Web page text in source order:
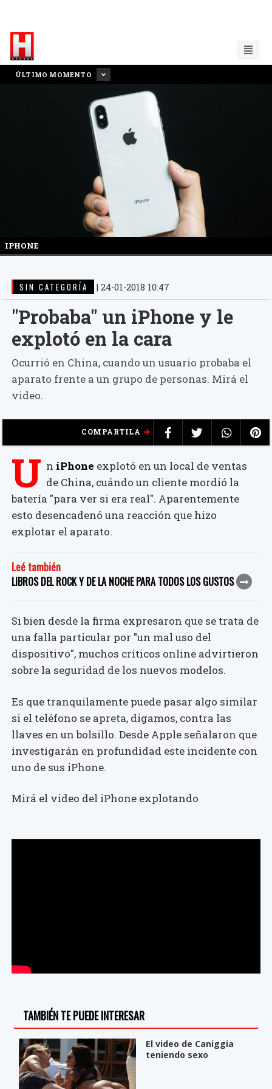
ÚLTIMO MOMENTO
IPHONE
SIN CATEGORÍA | 24-01-2018 10:47
"Probaba" un iPhone y le
explotó en la cara
Ocurrió en China, cuando un usuario probaba el
aparato frente a un grupo de personas. Mirá el
video.
COMPARTILA
U n iPhone explotó en un local de ventas
de China, cuándo un cliente mordió la
batería "para ver si era real". Aparentemente
esto desencadenó una reacción que hizo
explotar el aparato.
Leé también
LIBROS DEL ROCK Y DE LA NOCHE PARA TODOS LOS GUSTOS
Si bien desde la firma expresaron que se trata de
una falla particular por "un mal uso del
dispositivo", muchos críticos online advirtieron
sobre la seguridad de los nuevos modelos.
Es que tranquilamente puede pasar algo similar
si el teléfono se apreta, digamos, contra las
llaves en un bolsillo. Desde Apple señalaron que
investigarán en profundidad este incidente con
uno de sus iPhone.
Mirá el video del iPhone explotando
TAMBIÉN TE PUEDE INTERESAR
El video de Caniggia
teniendo sexo